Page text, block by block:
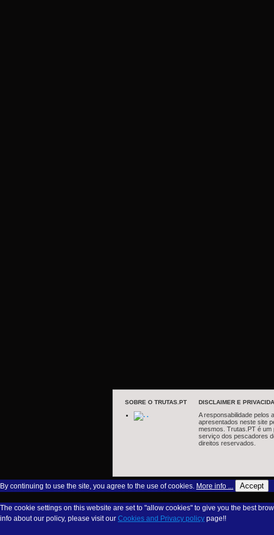
SOBRE O TRUTAS.PT
.
DISCLAIMER E
A responsabilidade pelos
apresentados neste site
mesmos. Trutas.PT é um
serviço dos pescadores
direitos reservados.
By continuing to use the site, you agree to the use of cookies. More info ... Accept
The cookie settings on this website are set to "allow cookies" to give you the best
info about our policy, please visit our Cookies and Privacy policy page!!